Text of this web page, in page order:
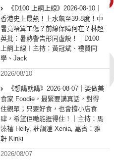
《D100 上綱上線》2026-08-10｜
香港史上最熱！上水飆至39.8度！中
暑竟唔算工傷？前線保障何在？林超
英批：暑熱警告形同虛設！｜D100
上綱上線︱主持：黃冠斌、禮賢同
學、Jack
2026/08/10
《想講就講》2026-08-07｜要做美
食家 Foodie，最緊要講真話，對得
住觀眾；只要好食，也會撐小店食
肆，希望佢哋能捱得住！｜主持：馬
溱禧 Heily, 莊韻澄 Xenia, 嘉賓：雅
軒 Kinki
2026/08/07